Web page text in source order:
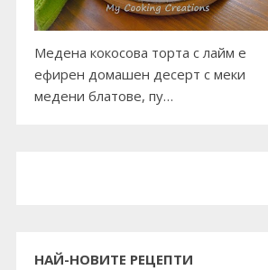
Медена кокосова торта с лайм е
ефирен домашен десерт с меки
медени блатове, пу…
НАЙ-НОВИТЕ РЕЦЕПТИ